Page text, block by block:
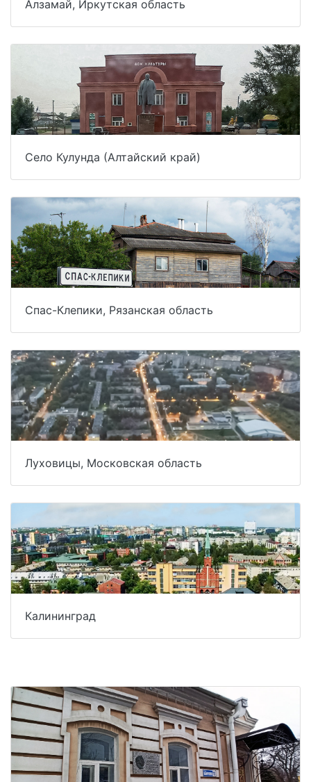
Алзамай, Иркутская область
Село Кулунда (Алтайский край)
Спас-Клепики, Рязанская область
Луховицы, Московская область
Калининград